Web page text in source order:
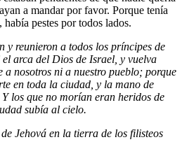
a mandar por favor. Porque tenía
pestes por todos lados.
y reunieron a todos los príncipes de
arca del Dios de Israel, y vuelva
a nosotros ni a nuestro pueblo; porque
en toda la ciudad, y la mano de
los que no morían eran heridos de
subía al cielo.
Jehová en la tierra de los filisteos